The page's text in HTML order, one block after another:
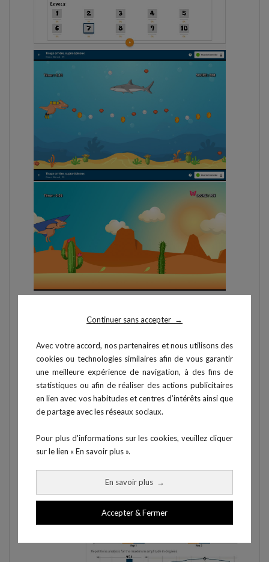
Continuer sans accepter →
Avec votre accord, nos partenaires et nous utilisons des
cookies ou technologies similaires afin de vous garantir
une meilleure expérience de navigation, à des fins de
statistiques ou afin de réaliser des actions publicitaires
en lien avec vos habitudes et centres d’intérêts ainsi que
de partage avec les réseaux sociaux.
Pour plus d'informations sur les cookies, veuillez cliquer
sur le lien « En savoir plus ».
En savoir plus →
Accepter & Fermer
Résultats détaillés d’une évaluation de la force
isométrique maximale pour une abduction d’épaule en
position horizontale. Les résultats permettent de
mettre en évidence le pourcentage de déficit ou de
déséquilibre de l’épaule blessée comparée à l’épaule
saine sur ce mouvement spécifique. Chaque rapport